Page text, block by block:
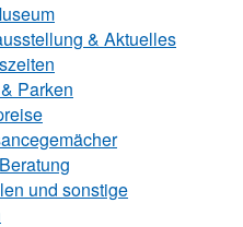
& Aktuelles
Parken
und sonstige